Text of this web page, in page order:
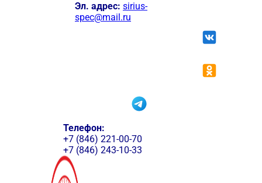
Эл. адрес: sirius-
spec@mail.ru
Телефон:
+7 (846) 221-00-70
+7 (846) 243-10-33